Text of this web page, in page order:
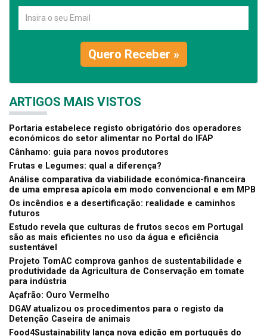
Quero Receber »
ARTIGOS MAIS VISTOS
Portaria estabelece registo obrigatório dos operadores
económicos do setor alimentar no Portal do IFAP
Cânhamo: guia para novos produtores
Frutas e Legumes: qual a diferença?
Análise comparativa da viabilidade económica-financeira
de uma empresa apícola em modo convencional e em MPB
Os incêndios e a desertificação: realidade e caminhos
futuros
Estudo revela que culturas de frutos secos em Portugal
são as mais eficientes no uso da água e eficiência
sustentável
Projeto TomAC comprova ganhos de sustentabilidade e
produtividade da Agricultura de Conservação em tomate
para indústria
Açafrão: Ouro Vermelho
DGAV atualizou os procedimentos para o registo da
Detenção Caseira de animais
Food4Sustainability lança nova edição em português do